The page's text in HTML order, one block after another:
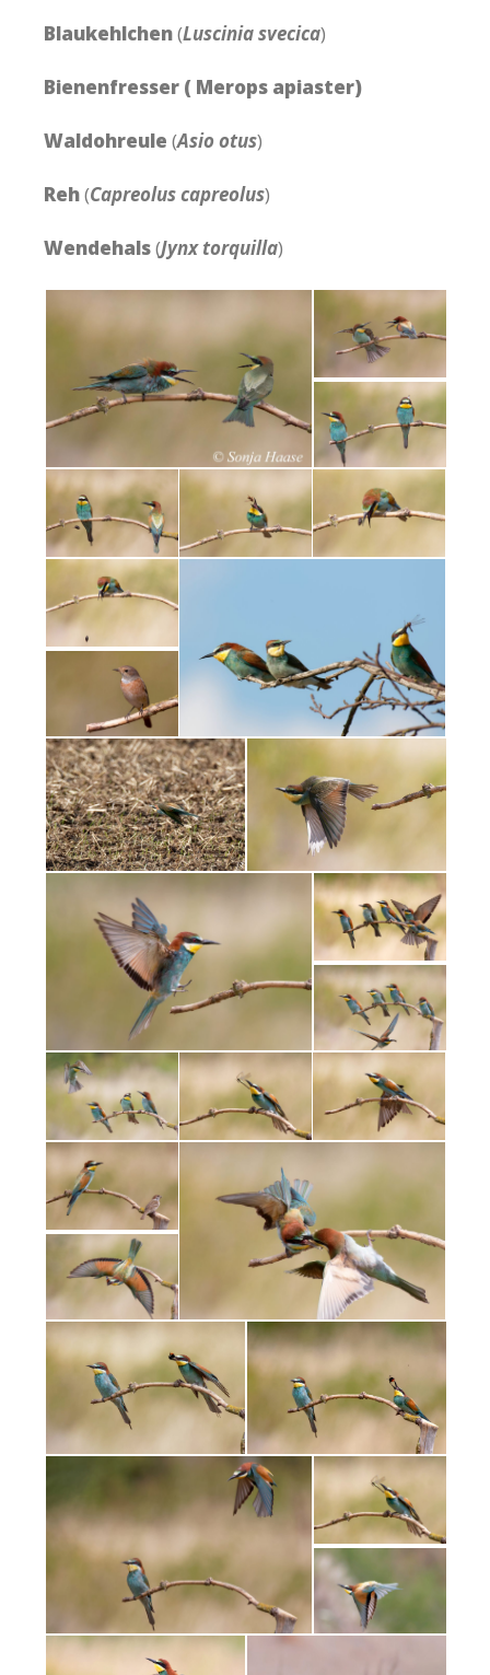
Blaukehlchen(Luscinia svecica)
Bienenfresser ( Merops apiaster)
Waldohreule (Asio otus)
Reh(Capreolus capreolus)
Wendehals(Jynx torquilla)